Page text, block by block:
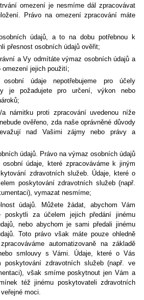
omezení je nesmíme dál zpracovávat
Právo na omezení zpracování máte
údajů, a to na dobu potřebnou k
přesnost osobních údajů ověřit;
a Vy odmítáte výmaz osobních údajů a
jejich použití;
údaje nepotřebujeme pro účely
je požadujete pro určení, výkon nebo
námitku proti zpracování uvedenou níže
ověřeno, zda naše oprávněné důvody
nad Vašimi zájmy nebo právy a
údajů. Právo na výmaz osobních údajů
údaje, které zpracováváme k jiným
zdravotních služeb. Údaje, které o
poskytování zdravotních služeb (např.
vymazat nesmíme;
údajů. Můžete žádat, abychom Vám
poskytli za účelem jejich předání jinému
nebo abychom je sami předali jinému
Toto právo však máte pouze ohledně
automatizovaně na základě
smlouvy s Vámi. Údaje, které o Vás
poskytování zdravotních služeb (např. ve
však smíme poskytnout jen Vám a
též jinému poskytovateli zdravotních
moci.